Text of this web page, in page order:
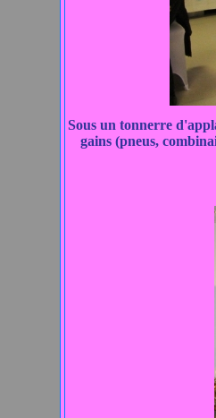
Sous un tonnerre
gains (pneus,